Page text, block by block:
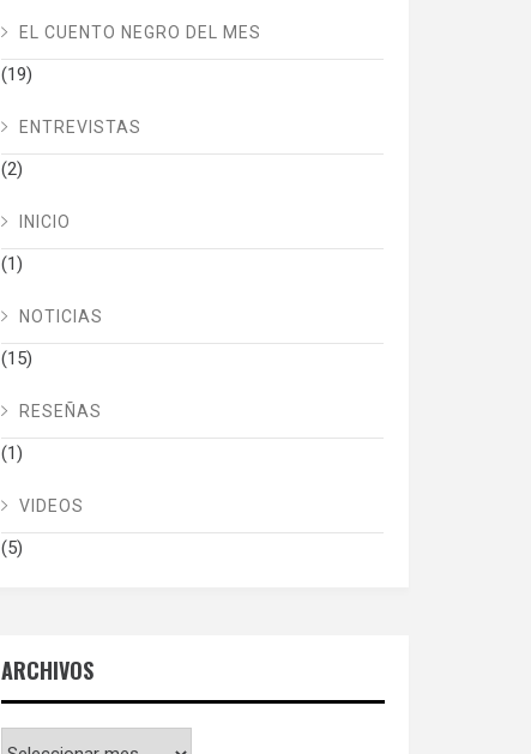
EL CUENTO NEGRO DEL MES
(19)
ENTREVISTAS
(2)
INICIO
(1)
NOTICIAS
(15)
RESEÑAS
(1)
VIDEOS
(5)
ARCHIVOS
Archivos